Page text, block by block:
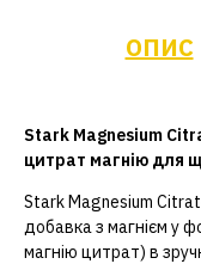
ОПИС
Stark Magnesium
цитрат магнію для
Stark Magnesium
добавка з магнієм у
магнію цитрат) в